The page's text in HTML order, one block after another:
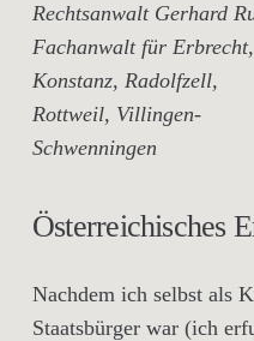
Rechtsanwalt Gerhard
Fachanwalt für Erbrecht,
Konstanz, Radolfzell,
Rottweil, Villingen-
Schwenningen
Österreichisches
Nachdem ich selbst als
Staatsbürger war (ich